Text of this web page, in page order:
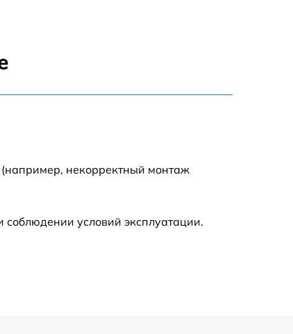
(например, некорректный монтаж
условий эксплуатации.